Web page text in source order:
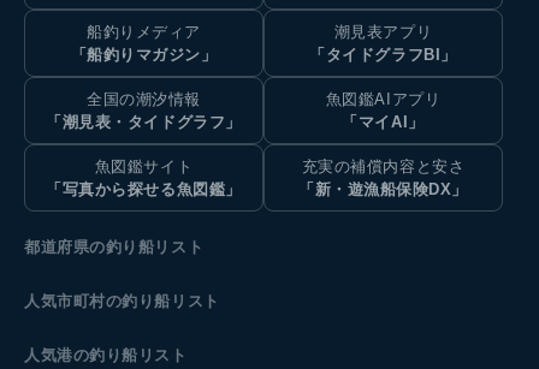
船釣りメディア
「船釣りマガジン」
潮見表アプリ
「タイドグラフBI」
全国の潮汐情報
「潮見表・タイドグラフ」
魚図鑑AIアプリ
「マイAI」
魚図鑑サイト
「写真から探せる魚図鑑」
充実の補償内容と安さ
「新・遊漁船保険DX」
都道府県の釣り船リスト
人気市町村の釣り船リスト
人気港の釣り船リスト